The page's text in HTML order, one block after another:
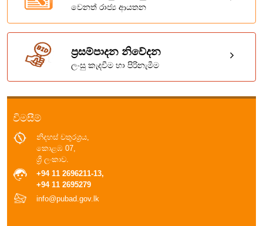
වෙනත් රාජ්‍ය ආයතන
ප්‍රසම්පාදන නිවේදන
ලංසු කැදවීම හා පිරිනැමීම
විමසීම්
නිදහස් චතුරශ්‍රය,
කොළඹ 07,
ශ්‍රී ලංකාව.
+94 11 2696211-13,
+94 11 2695279
info@pubad.gov.lk